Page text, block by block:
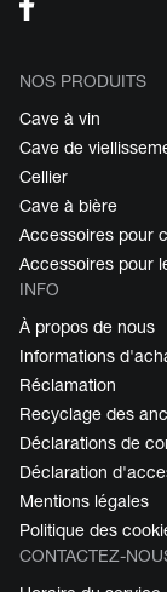
NOS PRODUITS
Cave à vin
Cave de
Cellier
Cave à bière
Accessoires pour
Accessoires pour
INFO
À propos de nous
Informations
Réclamation
Recyclage des
Déclarations de
Déclaration
Mentions légales
Politique des
CONTACTEZ-